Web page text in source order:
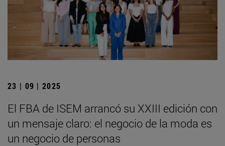
23 | 09 | 2025
El FBA de ISEM arrancó su XXIII edición con
un mensaje claro: el negocio de la moda es
un negocio de personas